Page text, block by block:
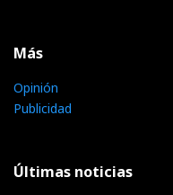
Más
Opinión
Publicidad
Últimas noticias